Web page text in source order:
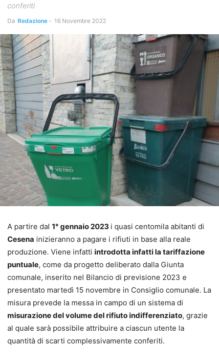
conferiti
Da Redazione - 16 Novembre 2022
A partire dal 1° gennaio 2023 i quasi centomila abitanti di
Cesena inizieranno a pagare i rifiuti in base alla reale
produzione. Viene infatti introdotta infatti la tariffazione
puntuale, come da progetto deliberato dalla Giunta
comunale, inserito nel Bilancio di previsione 2023 e
presentato martedì 15 novembre in Consiglio comunale. La
misura prevede la messa in campo di un sistema di
misurazione del volume del rifiuto indifferenziato, grazie
al quale sarà possibile attribuire a ciascun utente la
quantità di scarti complessivamente conferiti.